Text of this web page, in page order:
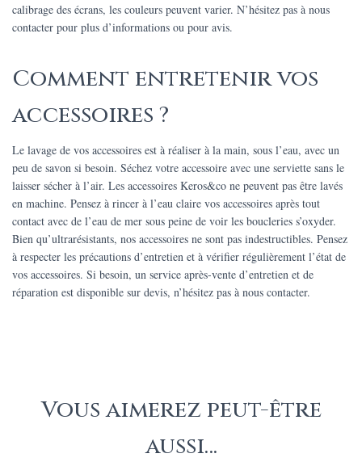
calibrage des écrans, les couleurs peuvent varier. N’hésitez pas à nous
contacter pour plus d’informations ou pour avis.
Comment entretenir vos
accessoires ?
Le lavage de vos accessoires est à réaliser à la main, sous l’eau, avec un
peu de savon si besoin. Séchez votre accessoire avec une serviette sans le
laisser sécher à l’air. Les accessoires Keros&co ne peuvent pas être lavés
en machine. Pensez à rincer à l’eau claire vos accessoires après tout
contact avec de l’eau de mer sous peine de voir les boucleries s’oxyder.
Bien qu’ultrarésistants, nos accessoires ne sont pas indestructibles. Pensez
à respecter les précautions d’entretien et à vérifier régulièrement l’état de
vos accessoires. Si besoin, un service après-vente d’entretien et de
réparation est disponible sur devis, n’hésitez pas à nous contacter.
Vous aimerez peut-être
aussi…